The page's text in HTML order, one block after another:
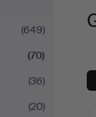
(649)
(70)
(36)
(20)